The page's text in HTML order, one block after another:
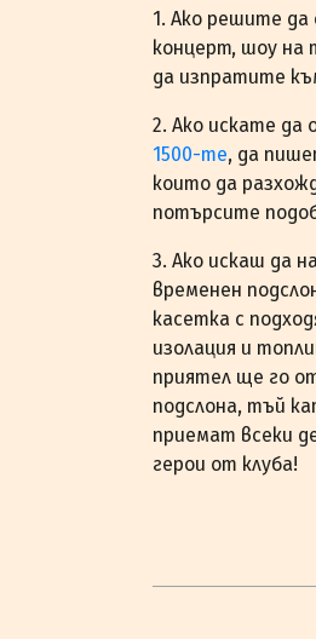
1. Ако решите
концерт, шоу на
да изпратите
2. Ако искате
1500-те, да
които да
потърсите
3. Ако искаш да
временен
касетка с
изолация и
приятел ще го
подслона, тъй
приемат всеки
герои от клуба!